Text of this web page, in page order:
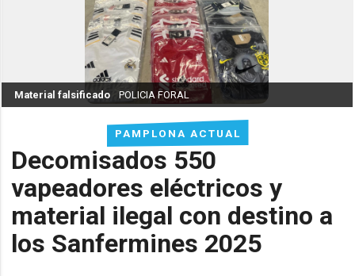
PAMPLONA ACTUAL
Decomisados 550
vapeadores eléctricos y
material ilegal con destino a
los Sanfermines 2025
Material falsificado POLICIA FORAL